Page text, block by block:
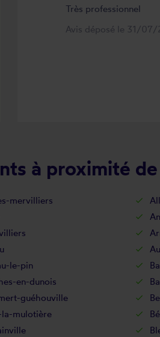
Très professionnel
Avis déposé le 31/
à proximité de
mervilliers
le-pin
en-dunois
guéhouville
la-mulotière